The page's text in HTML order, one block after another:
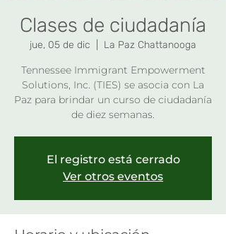
Clases de ciudadanía
jue, 05 de dic La Paz Chattanooga
Tennessee Immigrant Empowerment
Solutions, Inc. (TIES) se asocia con La
Paz para brindar un curso de ciudadanía
de diez semanas.
El registro está cerrado
Ver otros eventos